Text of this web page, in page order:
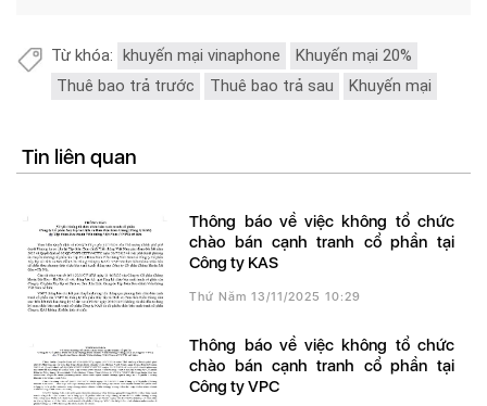
Từ khóa: khuyến mại vinaphone
Khuyến mại 20%
Thuê bao trả trước
Thuê bao trả sau Khuyến mại
Tin liên quan
Thông báo về việc không tổ chức
chào bán cạnh tranh cổ phần tại
Công ty KAS
Thứ Năm 13/11/2025 10:29
Thông báo về việc không tổ chức
chào bán cạnh tranh cổ phần tại
Công ty VPC